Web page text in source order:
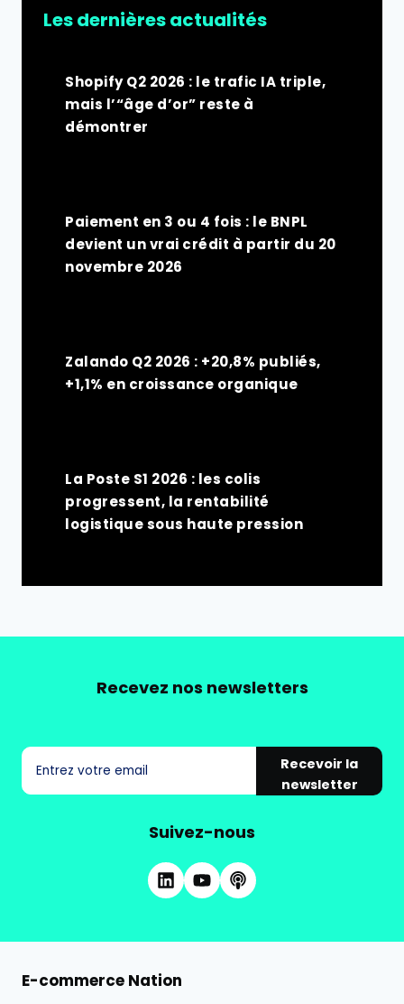
Les dernières actualités
Shopify Q2 2026 : le trafic IA triple,
mais l’“âge d’or” reste à
démontrer
Paiement en 3 ou 4 fois : le BNPL
devient un vrai crédit à partir du 20
novembre 2026
Zalando Q2 2026 : +20,8% publiés,
+1,1% en croissance organique
La Poste S1 2026 : les colis
progressent, la rentabilité
logistique sous haute pression
Recevez nos newsletters
Recevoir la
newsletter
Suivez-nous
E-commerce Nation